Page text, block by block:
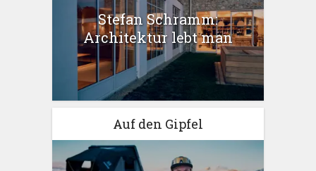
Stefan Schramm:
Architektur lebt man
Auf den Gipfel